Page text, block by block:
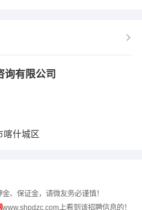
询有限公司
喀什城区
、保证金，请微友务必谨慎！
www.shpdzc.com上看到该招聘信息的！